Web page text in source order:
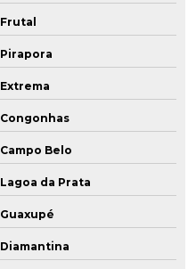
Frutal
Pirapora
Extrema
Congonhas
Campo Belo
Lagoa da Prata
Guaxupé
Diamantina